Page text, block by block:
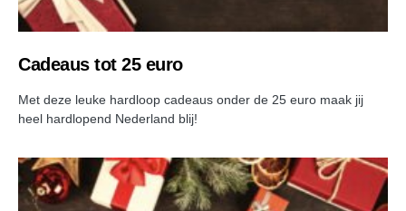
Cadeaus tot 25 euro
Met deze leuke hardloop cadeaus onder de 25 euro maak jij
heel hardlopend Nederland blij!